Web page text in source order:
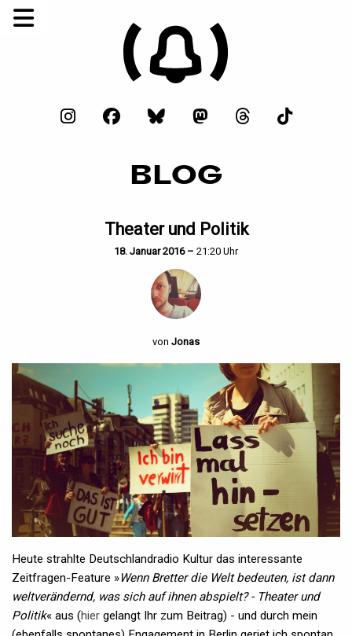
BLOG
Theater und Politik
18. Januar 2016 – 21:20 Uhr
von Jonas
Heute strahlte Deutschlandradio Kultur das interessante
Zeitfragen-Feature »Wenn Bretter die Welt bedeuten, ist dann
weltverändernd, was sich auf ihnen abspielt? - Theater und
Politik« aus (hier gelangt Ihr zum Beitrag) - und durch mein